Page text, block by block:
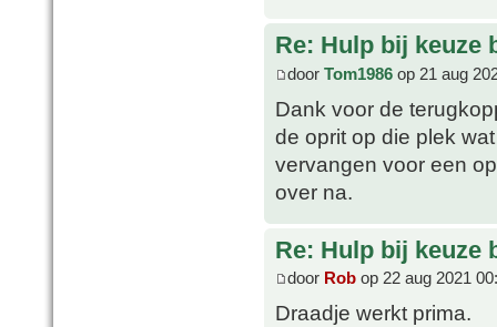
Re: Hulp bij keuze
door Tom1986 op 21 aug
Dank voor de
de oprit op die plek
vervangen voor een
over na.
Re: Hulp bij keuze
door Rob op 22 aug 2021
Draadje werkt prima.